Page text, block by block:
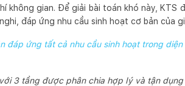
không gian. Để giải bài toán khó này, KTS
đáp ứng nhu cầu sinh hoạt cơ bản của
đáp ứng tất cả nhu cầu sinh hoạt trong
3 tầng được phân chia hợp lý và tận